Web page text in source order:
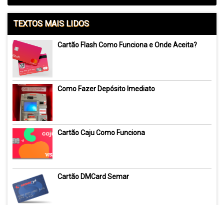
TEXTOS MAIS LIDOS
Cartão Flash Como Funciona e Onde Aceita?
Como Fazer Depósito Imediato
Cartão Caju Como Funciona
Cartão DMCard Semar